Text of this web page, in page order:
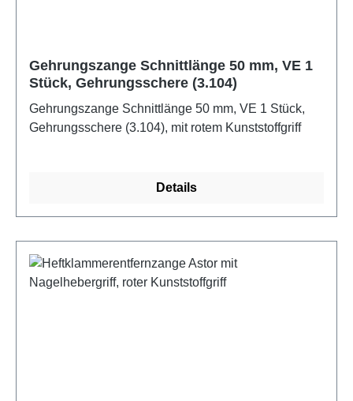
Gehrungszange Schnittlänge 50 mm, VE 1
Stück, Gehrungsschere (3.104)
Gehrungszange Schnittlänge 50 mm, VE 1 Stück,
Gehrungsschere (3.104), mit rotem Kunststoffgriff
Details